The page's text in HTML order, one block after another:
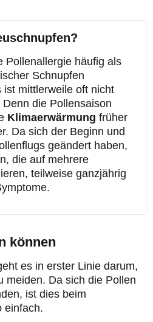
Pollenallergie häufig als
Schnupfen
ist mittlerweile oft nicht
die Pollensaison
Klimaerwärmung früher
Da sich der Beginn und
geändert haben,
die auf mehrere
teilweise ganzjährig
können
es in erster Linie darum,
meiden. Da sich die Pollen
ist dies beim
einfach.